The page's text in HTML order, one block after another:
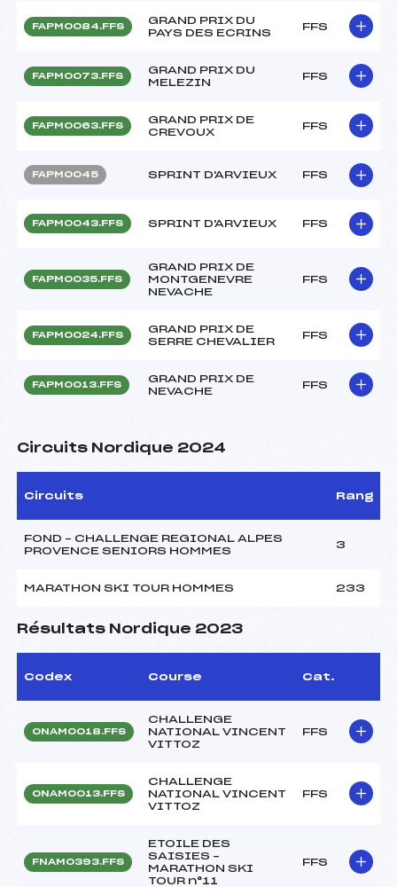
FAPM0084.FFS
GRAND PRIX DU
PAYS DES ECRINS
FFS
FAPM0073.FFS
GRAND PRIX DU
MELEZIN
FFS
FAPM0063.FFS
GRAND PRIX DE
CREVOUX
FFS
FAPM0045 SPRINT D'ARVIEUX FFS
FAPM0043.FFS SPRINT D'ARVIEUX FFS
FAPM0035.FFS
GRAND PRIX DE
MONTGENEVRE
NEVACHE
FFS
FAPM0024.FFS
GRAND PRIX DE
SERRE CHEVALIER
FFS
FAPM0013.FFS
GRAND PRIX DE
NEVACHE
FFS
Circuits Nordique 2024
Circuits Rang
FOND – CHALLENGE REGIONAL ALPES
PROVENCE SENIORS HOMMES
3
MARATHON SKI TOUR HOMMES 233
Résultats Nordique 2023
Codex Course Cat.
ONAM0018.FFS
CHALLENGE
NATIONAL VINCENT
VITTOZ
FFS
ONAM0013.FFS
CHALLENGE
NATIONAL VINCENT
VITTOZ
FFS
FNAM0393.FFS
ETOILE DES
SAISIES –
MARATHON SKI
TOUR n°11
FFS